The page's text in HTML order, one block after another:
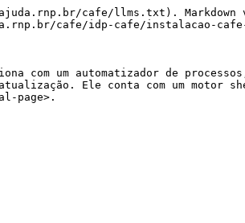
cafe/llms.txt). Markdown
cafe/idp-cafe/instalacao-
com um automatizador de
Ele conta com um motor
page>.